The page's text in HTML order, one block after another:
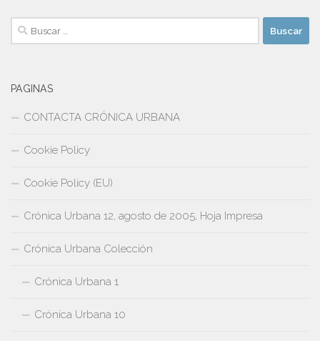
Buscar:
PAGINAS
CONTACTA CRÓNICA URBANA
Cookie Policy
Cookie Policy (EU)
Crónica Urbana 12, agosto de 2005, Hoja Impresa
Crónica Urbana Colección
Crónica Urbana 1
Crónica Urbana 10